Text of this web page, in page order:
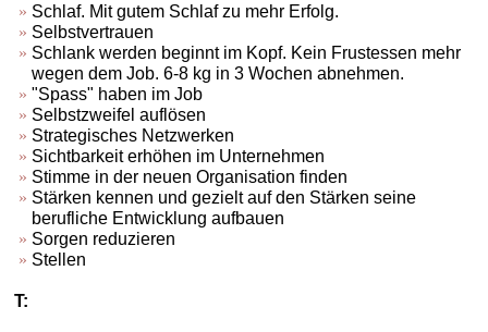
Schlaf. Mit gutem Schlaf zu mehr Erfolg.
Selbstvertrauen
Schlank werden beginnt im Kopf. Kein Frustessen mehr
wegen dem Job. 6-8 kg in 3 Wochen abnehmen.
"Spass" haben im Job
Selbstzweifel auflösen
Strategisches Netzwerken
Sichtbarkeit erhöhen im Unternehmen
Stimme in der neuen Organisation finden
Stärken kennen und gezielt auf den Stärken seine
berufliche Entwicklung aufbauen
Sorgen reduzieren
Stellen
T: